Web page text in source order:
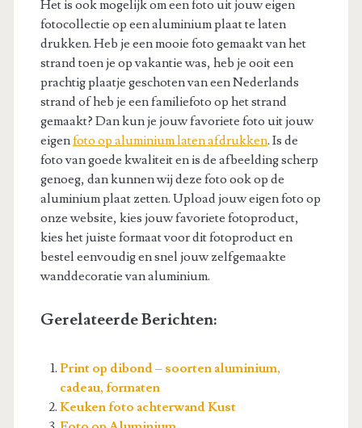
Het is ook mogelijk om een foto uit jouw eigen
fotocollectie op een aluminium plaat te laten
drukken. Heb je een mooie foto gemaakt van het
strand toen je op vakantie was, heb je ooit een
prachtig plaatje geschoten van een Nederlands
strand of heb je een familiefoto op het strand
gemaakt? Dan kun je jouw favoriete foto uit jouw
eigenfoto op aluminium laten afdrukken. Is de
foto van goede kwaliteit en is de afbeelding scherp
genoeg, dan kunnen wij deze foto ook op de
aluminium plaat zetten. Upload jouw eigen foto op
onze website, kies jouw favoriete fotoproduct,
kies het juiste formaat voor dit fotoproduct en
bestel eenvoudig en snel jouw zelfgemaakte
wanddecoratie van aluminium.
Gerelateerde Berichten:
Print op dibond – soorten aluminium,
cadeau, formaten
Keuken foto achterwand Kust